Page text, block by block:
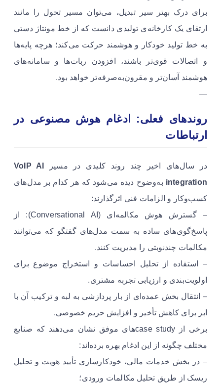
برای درک بهتر سیر تبدیل، می‌توان مسیر تحول را مانند
ارتقای یک کارخانه‌ی تولیدی دانست که از خط مونتاژ دستی
به خط تولید خودکار و هوشمند حرکت می‌کند؛ هرچه پایه‌ها
و اتصالات قوی‌تر باشند، افزودن ربات‌ها و سامانه‌های
هوشمند آسان‌تر و مقرون‌به‌صرفه‌تر خواهد بود.
—
روندهای فعلی: ادغام هوش مصنوعی در
ارتباطات
در سال‌های اخیر چند روند کلیدی در مسیر
VoIP AI
integration به‌وضوح دیده می‌شود که هر کدام بر مدل‌های
کسب‌وکار و الزامات فنی اثرگذارند:
– گسترش هوش مکالمه‌ای (Conversational AI): از
پاسخ‌گوی‌های ساده به سمت مدل‌های گفتگو که می‌توانند
مکالمات چندنوبتی را مدیریت کنند.
– استفاده از تحلیل احساسات و استخراج موضوع برای
اولویت‌بندی و ارزیابی تجربه مشتری.
– انتقال بخش عمده‌ای از بار پردازشی به لبه و ترکیب آن با
ابر برای کاهش تأخیر و افزایش حریم خصوصی.
برخی از case studyهای موفق نشان می‌دهند که صنایع
مختلف چگونه از این ادغام بهره برده‌اند:
– در بخش خدمات مالی، خودکارسازی تأیید هویت و تحلیل
ریسک از طریق تحلیل مکالمات ورودی؛